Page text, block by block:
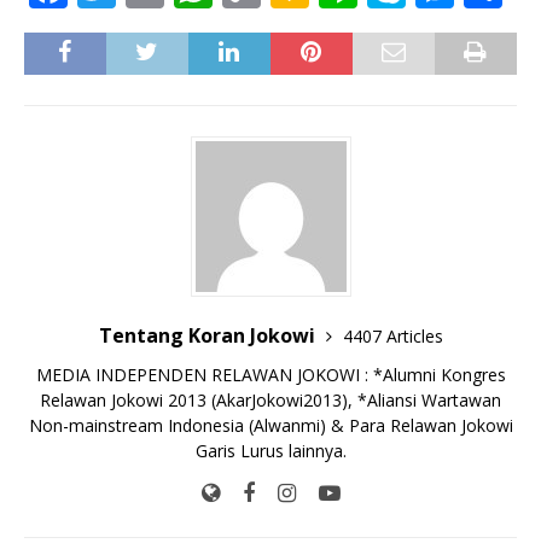
a
c
w
it
m
ai
h
at
A
o
p
Li
n
a
k
o
n
e
k
y
e
ss
h
ar
Tentang Koran Jokowi
4407 Articles
MEDIA INDEPENDEN RELAWAN JOKOWI : *Alumni Kongres
Relawan Jokowi 2013 (AkarJokowi2013), *Aliansi Wartawan
Non-mainstream Indonesia (Alwanmi) & Para Relawan Jokowi
Garis Lurus lainnya.